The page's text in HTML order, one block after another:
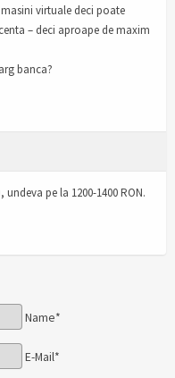
virtuale deci poate
– deci aproape de maxim
banca?
pe la 1200-1400 RON.
Name*
E-Mail*